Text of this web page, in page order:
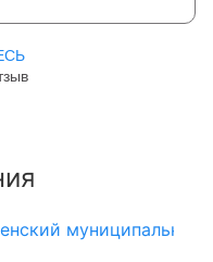
муниципальный